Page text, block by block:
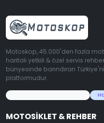
Motoskop, 45.000'den fazla
haritalı yetkili & özel servis
bünyesinde barındıran
platformudur.
MOTOSIKLET & REHBER